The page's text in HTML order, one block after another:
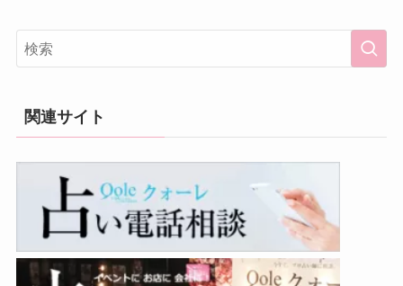
関連サイト